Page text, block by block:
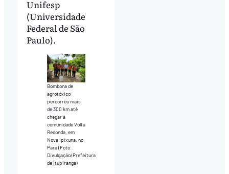
Unifesp
(Universidade
Federal de São
Paulo).
Bombona de
agrotóxico
percorreu mais
de 300 km até
chegar à
comunidade Volta
Redonda, em
Nova Ipixuna, no
Pará (Foto:
Divulgação/Prefeitura
de Itupiranga)